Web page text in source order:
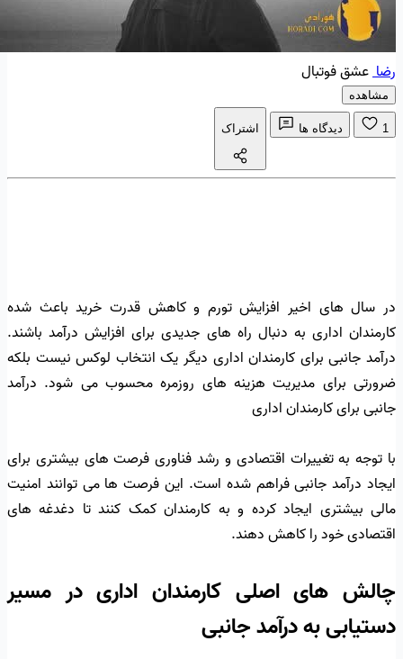
رضاعشق فوتبال
مشاهده
1 دیدگاه ها اشتراک
در سال های اخیر افزایش تورم و کاهش قدرت خرید باعث شده
کارمندان اداری به دنبال راه های جدیدی برای افزایش درآمد باشند.
درآمد جانبی برای کارمندان اداری دیگر یک انتخاب لوکس نیست بلکه
ضرورتی برای مدیریت هزینه های روزمره محسوب می شود. درآمد
جانبی برای کارمندان اداری
با توجه به تغییرات اقتصادی و رشد فناوری فرصت های بیشتری برای
ایجاد درآمد جانبی فراهم شده است. این فرصت ها می توانند امنیت
مالی بیشتری ایجاد کرده و به کارمندان کمک کنند تا دغدغه های
اقتصادی خود را کاهش دهند.
چالش های اصلی کارمندان اداری در مسیر
دستیابی به درآمد جانبی